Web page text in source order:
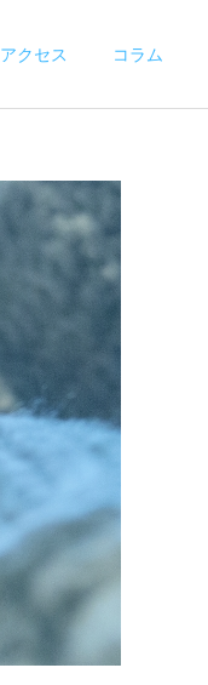
アクセス コラム
新生活の疲れや痛みは身体
からのSOS！痛みの慢性化
を予防する5つの簡単な方